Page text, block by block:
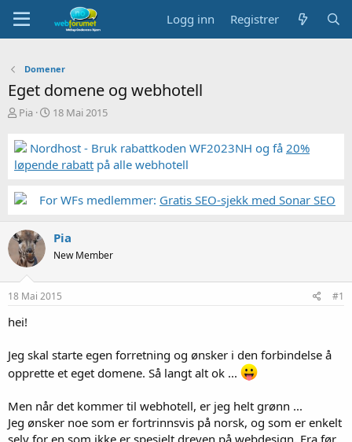
Logg inn Registrer
Domener
Eget domene og webhotell
T
å
d
s
a
e
r
Pia
S
r
t
a
18 Mai 2015
Nordhost - Bruk rabattkoden WF2023NH og få 20%
løpende rabatt på alle webhotell
For WFs medlemmer: Gratis SEO-sjekk med Sonar SEO
Pia
New Member
18 Mai 2015 #1
hei!
Jeg skal starte egen forretning og ønsker i den forbindelse å
opprette et eget domene. Så langt alt ok ...
Men når det kommer til webhotell, er jeg helt grønn ...
Jeg ønsker noe som er fortrinnsvis på norsk, og som er enkelt
selv for en som ikke er spesielt dreven på webdesign. Fra før